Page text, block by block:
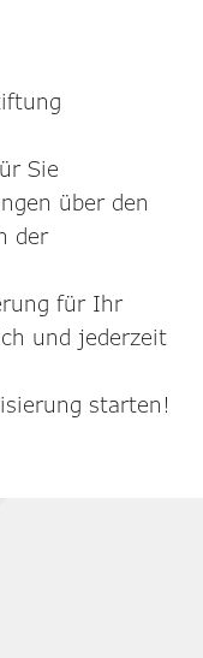
Sie
über den
der
für Ihr
und jederzeit
starten!